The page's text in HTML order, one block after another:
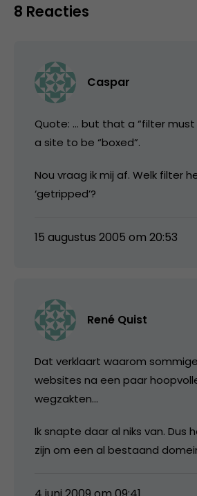
8 Reacties
Caspar
Quote: … but that a “filter
a site to be “boxed”.
Nou vraag ik mij af. Welk filter
‘getripped’?
15 augustus 2005 om 20:53
René Quist
Dat verklaart waarom
websites na een paar
wegzakten…
Ik snapte daar al niks van. Dus
zijn om een al bestaand